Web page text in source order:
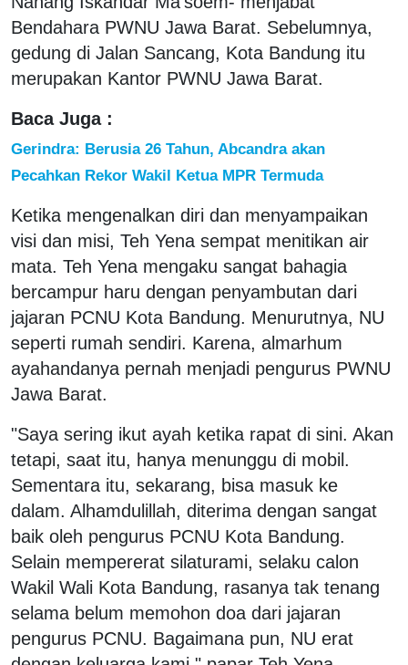
Bendahara PWNU Jawa Barat. Sebelumnya,
gedung di Jalan Sancang, Kota Bandung itu
merupakan Kantor PWNU Jawa Barat.
Baca Juga :
Gerindra: Berusia 26 Tahun, Abcandra akan
Pecahkan Rekor Wakil Ketua MPR Termuda
Ketika mengenalkan diri dan menyampaikan
visi dan misi, Teh Yena sempat menitikan air
mata. Teh Yena mengaku sangat bahagia
bercampur haru dengan penyambutan dari
jajaran PCNU Kota Bandung. Menurutnya, NU
seperti rumah sendiri. Karena, almarhum
ayahandanya pernah menjadi pengurus PWNU
Jawa Barat.
"Saya sering ikut ayah ketika rapat di sini. Akan
tetapi, saat itu, hanya menunggu di mobil.
Sementara itu, sekarang, bisa masuk ke
dalam. Alhamdulillah, diterima dengan sangat
baik oleh pengurus PCNU Kota Bandung.
Selain mempererat silaturami, selaku calon
Wakil Wali Kota Bandung, rasanya tak tenang
selama belum memohon doa dari jajaran
pengurus PCNU. Bagaimana pun, NU erat